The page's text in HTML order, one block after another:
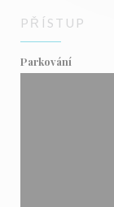
PŘÍSTUP
Parkování